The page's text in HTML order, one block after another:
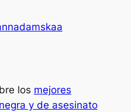
los mejores
y de asesinato